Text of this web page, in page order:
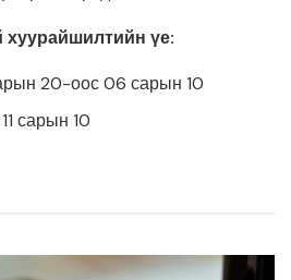
үе:
20-оос 06 сарын 10
сарын 10